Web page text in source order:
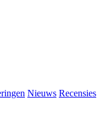
Nieuws Recensies